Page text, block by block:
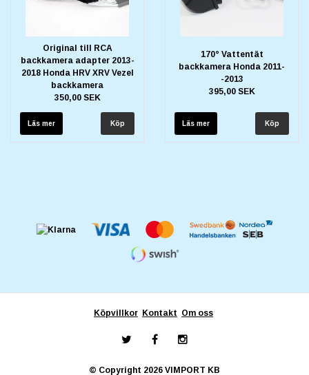
Original till RCA
backkamera adapter 2013-
2018 Honda HRV XRV Vezel
backkamera
350,00 SEK
Läs mer
170° Vattentät
backkamera Honda 2011-
-2013
395,00 SEK
Läs mer
Köpvillkor Kontakt Om oss
© Copyright 2026 VIMPORT KB